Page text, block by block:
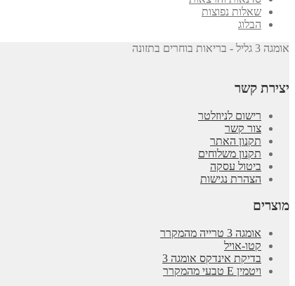
שאלות נפוצות
הבלוג
אומגה 3 גליל - בריאות בוחרים בתזונה
יצירת קשר
רישום לניוזלטר
צור קשר
תקנון האתר
תקנון משלוחים
ביטול עסקה
הצהרת נגישות
מוצרים
אומגה 3 טרייה מהמקרר
קטו-אויל
בדיקת אינדקס אומגה 3
ויטמין E טבעי מהמקרר